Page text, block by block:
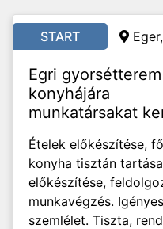
START
Egri gyorsétterem
konyhájára
munkatársakat
Ételek előkészítése,
konyha tisztán
előkészítése,
munkavégzés.
szemlélet. Tiszta,